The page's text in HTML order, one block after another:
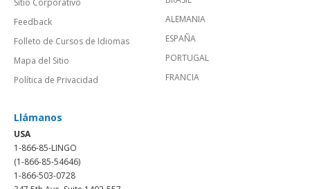
Feedback
Folleto de Cursos de Idiomas
Mapa del Sitio
Política de Privacidad
ALEMANIA
ESPAÑA
PORTUGAL
FRANCIA
Llámanos
USA
1-866-85-LINGO
(1-866-85-54646)
1-866-503-0728